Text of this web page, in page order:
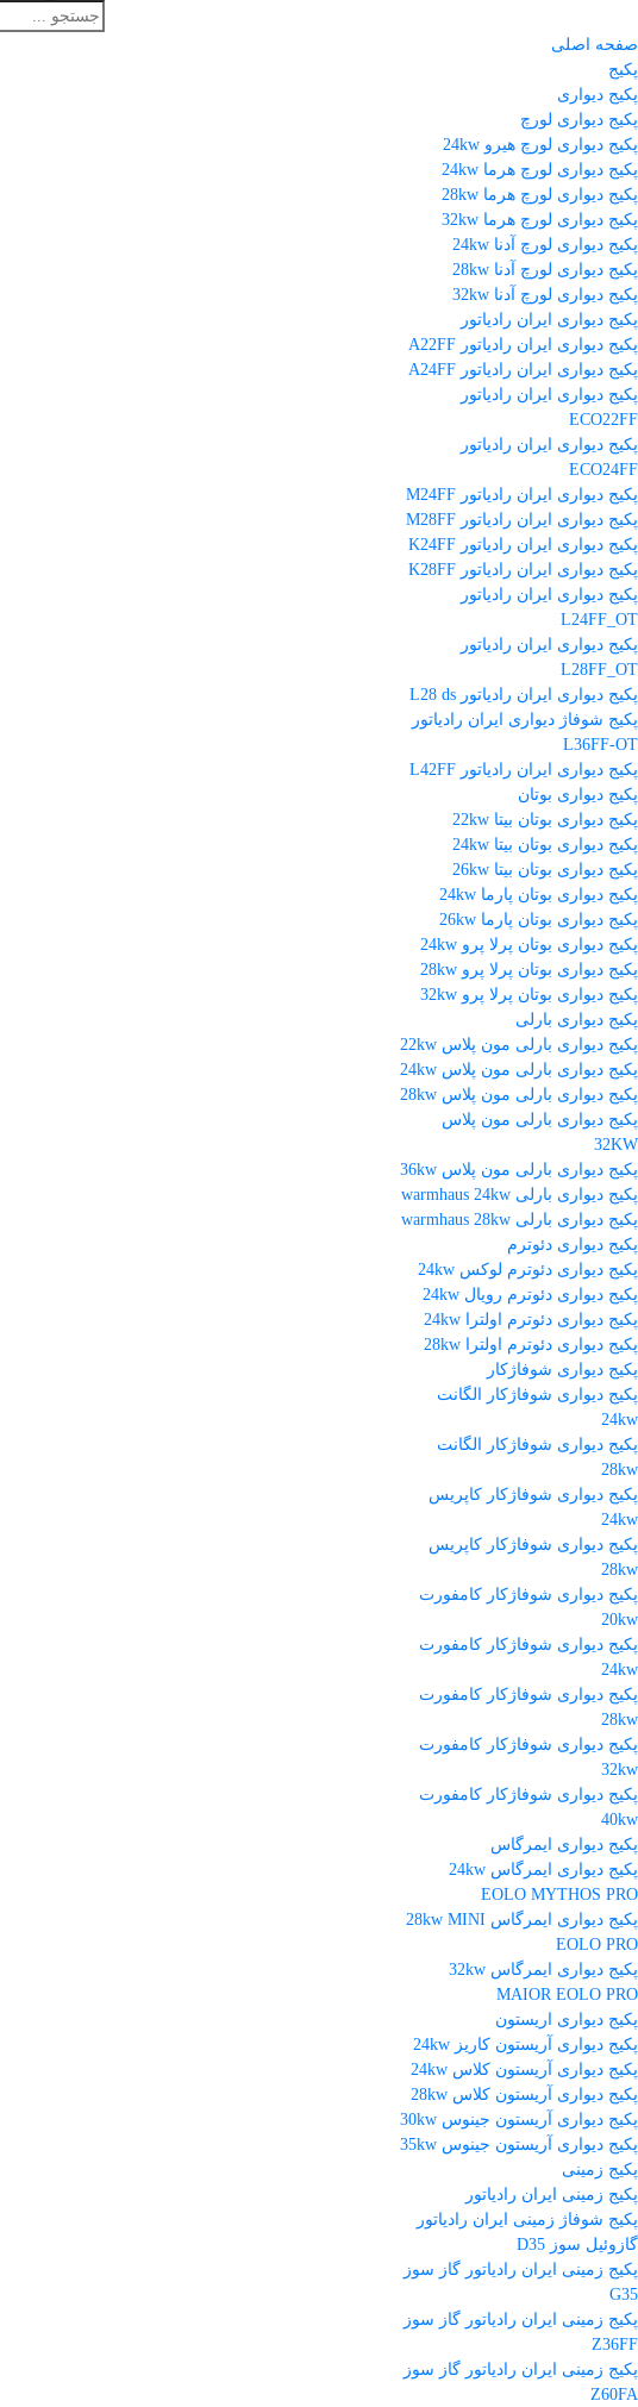
صفحه اصلی
پکیج
پکیج دیواری
پکیج دیواری لورچ
پکیج دیواری لورچ هیرو 24kw
پکیج دیواری لورچ هرما 24kw
پکیج دیواری لورچ هرما 28kw
پکیج دیواری لورچ هرما 32kw
پکیج دیواری لورچ آدنا 24kw
پکیج دیواری لورچ آدنا 28kw
پکیج دیواری لورچ آدنا 32kw
پکیج دیواری ایران رادیاتور
پکیج دیواری ایران رادیاتور A22FF
پکیج دیواری ایران رادیاتور A24FF
پکیج دیواری ایران رادیاتور
ECO22FF
پکیج دیواری ایران رادیاتور
ECO24FF
پکیج دیواری ایران رادیاتور M24FF
پکیج دیواری ایران رادیاتور M28FF
پکیج دیواری ایران رادیاتور K24FF
پکیج دیواری ایران رادیاتور K28FF
پکیج دیواری ایران رادیاتور
L24FF_OT
پکیج دیواری ایران رادیاتور
L28FF_OT
پکیج دیواری ایران رادیاتور L28 ds
پکیج شوفاژ دیواری ایران رادیاتور
L36FF-OT
پکیج دیواری ایران رادیاتور L42FF
پکیج دیواری بوتان
پکیج دیواری بوتان بیتا 22kw
پکیج دیواری بوتان بیتا 24kw
پکیج دیواری بوتان بیتا 26kw
پکیج دیواری بوتان پارما 24kw
پکیج دیواری بوتان پارما 26kw
پکیج دیواری بوتان پرلا پرو 24kw
پکیج دیواری بوتان پرلا پرو 28kw
پکیج دیواری بوتان پرلا پرو 32kw
پکیج دیواری بارلی
پکیج دیواری بارلی مون پلاس 22kw
پکیج دیواری بارلی مون پلاس 24kw
پکیج دیواری بارلی مون پلاس 28kw
پکیج دیواری بارلی مون پلاس
32KW
پکیج دیواری بارلی مون پلاس 36kw
پکیج دیواری بارلی warmhaus 24kw
پکیج دیواری بارلی warmhaus 28kw
پکیج دیواری دئوترم
پکیج دیواری دئوترم لوکس 24kw
پکیج دیواری دئوترم رویال 24kw
پکیج دیواری دئوترم اولترا 24kw
پکیج دیواری دئوترم اولترا 28kw
پکیج دیواری شوفاژکار
پکیج دیواری شوفاژکار الگانت
24kw
پکیج دیواری شوفاژکار الگانت
28kw
پکیج دیواری شوفاژکار کاپریس
24kw
پکیج دیواری شوفاژکار کاپریس
28kw
پکیج دیواری شوفاژکار کامفورت
20kw
پکیج دیواری شوفاژکار کامفورت
24kw
پکیج دیواری شوفاژکار کامفورت
28kw
پکیج دیواری شوفاژکار کامفورت
32kw
پکیج دیواری شوفاژکار کامفورت
40kw
پکیج دیواری ایمرگاس
پکیج دیواری ایمرگاس 24kw
EOLO MYTHOS PRO
پکیج دیواری ایمرگاس 28kw MINI
EOLO PRO
پکیج دیواری ایمرگاس 32kw
MAIOR EOLO PRO
پکیج دیواری اریستون
پکیج دیواری آریستون کاریز 24kw
پکیج دیواری آریستون کلاس 24kw
پکیج دیواری آریستون کلاس 28kw
پکیج دیواری آریستون جینوس 30kw
پکیج دیواری آریستون جینوس 35kw
پکیج زمینی
پکیج زمینی ایران رادیاتور
پکیج شوفاژ زمینی ایران رادیاتور
گازوئیل سوز D35
پکیج زمینی ایران رادیاتور گاز سوز
G35
پکیج زمینی ایران رادیاتور گاز سوز
Z36FF
پکیج زمینی ایران رادیاتور گاز سوز
Z60FA